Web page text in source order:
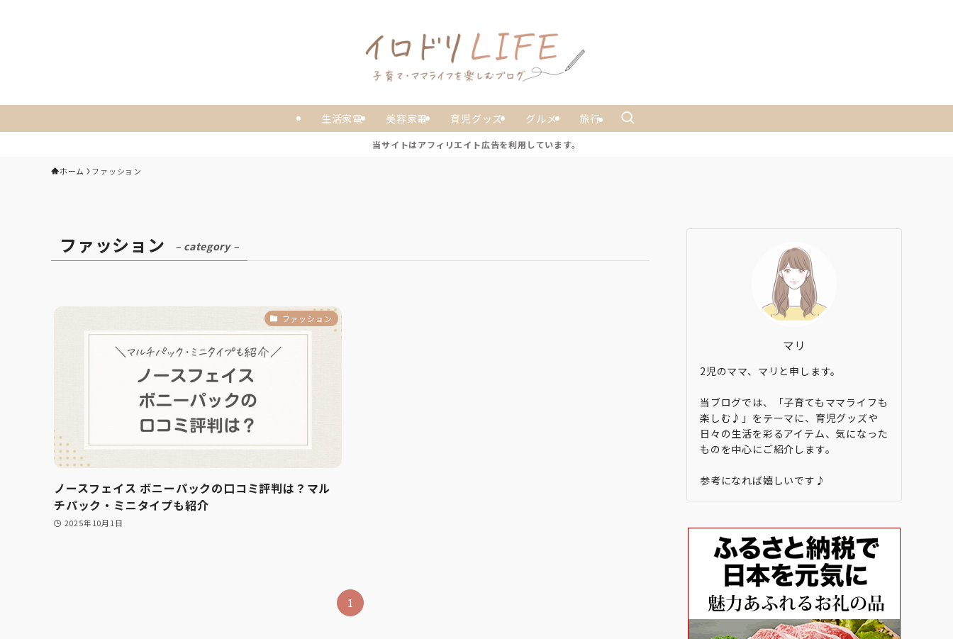
生活家電 美容家電 育児グッズ グルメ 旅行
当サイトはアフィリエイト広告を利用しています。
ホーム ファッション
ファッション – category –
ファッション
ノースフェイス ボニーパックの口コミ評判は？マル
チパック・ミニタイプも紹介
2025年10月1日
1
マリ
2児のママ、マリと申します。
当ブログでは、「子育てもママライフも
楽しむ♪」をテーマに、育児グッズや
日々の生活を彩るアイテム、気になった
ものを中心にご紹介します。
参考になれば嬉しいです♪